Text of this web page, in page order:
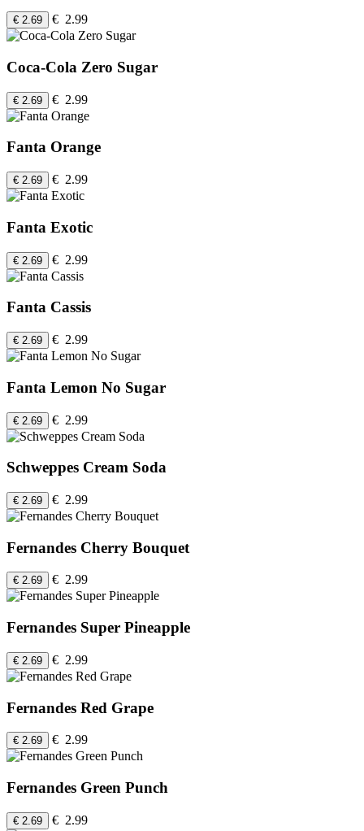
€ 2.69 € 2.99
Coca-Cola Zero Sugar
€ 2.69 € 2.99
Fanta Orange
€ 2.69 € 2.99
Fanta Exotic
€ 2.69 € 2.99
Fanta Cassis
€ 2.69 € 2.99
Fanta Lemon No Sugar
€ 2.69 € 2.99
Schweppes Cream Soda
€ 2.69 € 2.99
Fernandes Cherry Bouquet
€ 2.69 € 2.99
Fernandes Super Pineapple
€ 2.69 € 2.99
Fernandes Red Grape
€ 2.69 € 2.99
Fernandes Green Punch
€ 2.69 € 2.99